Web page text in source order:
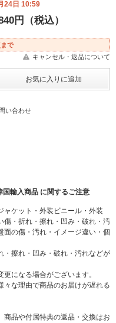
24日 10:59
円（税込）
で
キャンセル・返品について
い合わせ
輸入商品 に関するご注意
ケット・外装ビニール・外装
傷・折れ・擦れ・凹み・破れ・汚
面の傷・汚れ・イメージ違い・個
擦れ・凹み・破れ・汚れなどが
になる場合がございます。
な理由で商品のお届けが遅れる
商品や付属特典の返品・交換はお